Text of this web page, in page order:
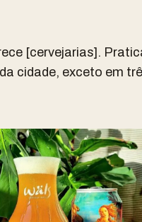
[cervejarias].
cidade, exceto em